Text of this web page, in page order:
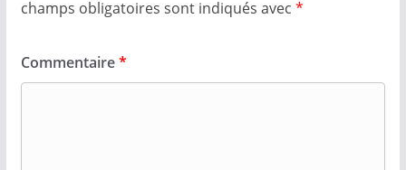
champs obligatoires sont indiqués avec *
Commentaire*